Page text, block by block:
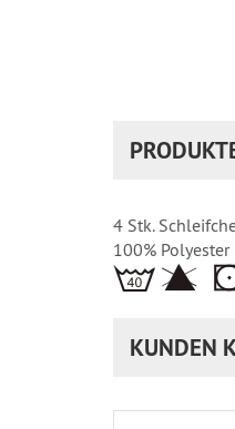
4 Stk.
100% Polyester
KUNDEN